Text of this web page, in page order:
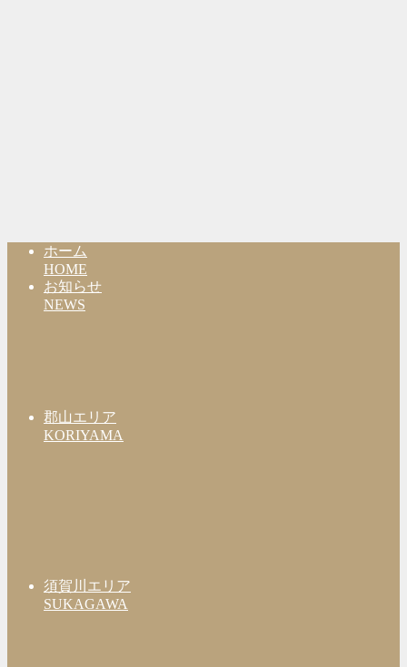
ホーム
HOME
お知らせ
NEWS
郡山エリア
KORIYAMA
須賀川エリア
SUKAGAWA